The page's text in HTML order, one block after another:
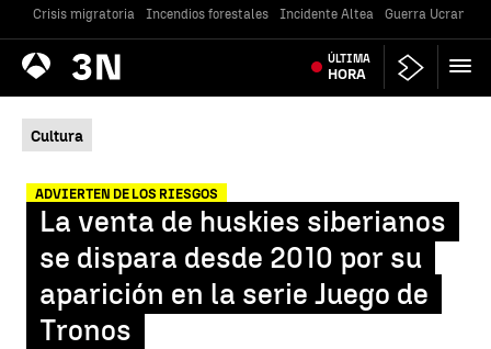
Crisis migratoria Incendios forestales Incidente Altea Guerra Ucrania
Antena
3 Noticias ÚLTIMA
HORA
Cultura
ADVIERTEN DE LOS RIESGOS
La venta de huskies siberianos
se dispara desde 2010 por su
aparición en la serie Juego de
Tronos